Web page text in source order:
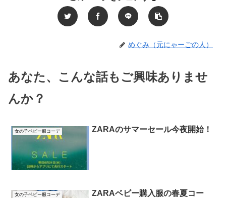
めぐみ（元にゃーごの人）
あなた、こんな話もご興味ありませ
んか？
女の子ベビー服コーデ ZARAのサマーセール今夜開始！
女の子ベビー服コーデ
ZARAベビー購入服の春夏コー